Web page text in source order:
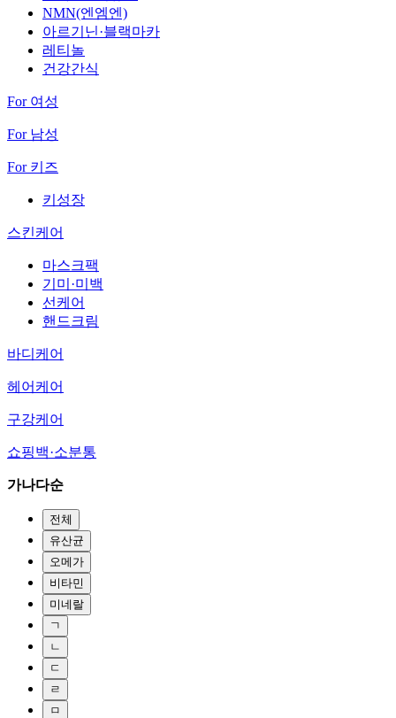
NMN(엔엠엔)
아르기닌·블랙마카
레티놀
건강간식
For 여성
For 남성
For 키즈
키성장
스킨케어
마스크팩
기미·미백
선케어
핸드크림
바디케어
헤어케어
구강케어
쇼핑백·소분통
가나다순
전체
유산균
오메가
비타민
미네랄
ㄱ
ㄴ
ㄷ
ㄹ
ㅁ